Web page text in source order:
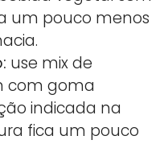
um pouco menos
use mix de
com goma
indicada na
fica um pouco